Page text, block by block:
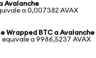
Avalanche
a 0,007382 AVAX
Wrapped BTC a Avalanche
equivale a 9986,5237 AVAX